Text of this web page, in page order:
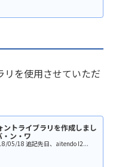
を使用させていただ
トライブラリを作成しまし
ン・ワ
05/18 追記先日、aitendo I2...